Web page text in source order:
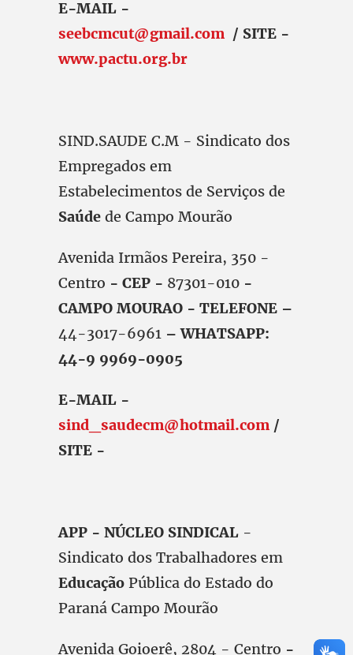
E-MAIL -
seebcmcut@gmail.com / SITE -
www.pactu.org.br
SIND.SAUDE C.M - Sindicato dos
Empregados em
Estabelecimentos de Serviços de
Saúde de Campo Mourão
Avenida Irmãos Pereira, 350 -
Centro - CEP - 87301-010 -
CAMPO MOURAO - TELEFONE –
44-3017-6961 – WHATSAPP:
44-9 9969-0905
E-MAIL -
sind_saudecm@hotmail.com /
SITE -
APP - NÚCLEO SINDICAL -
Sindicato dos Trabalhadores em
Educação Pública do Estado do
Paraná Campo Mourão
Avenida Goioerê, 2804 - Centro -